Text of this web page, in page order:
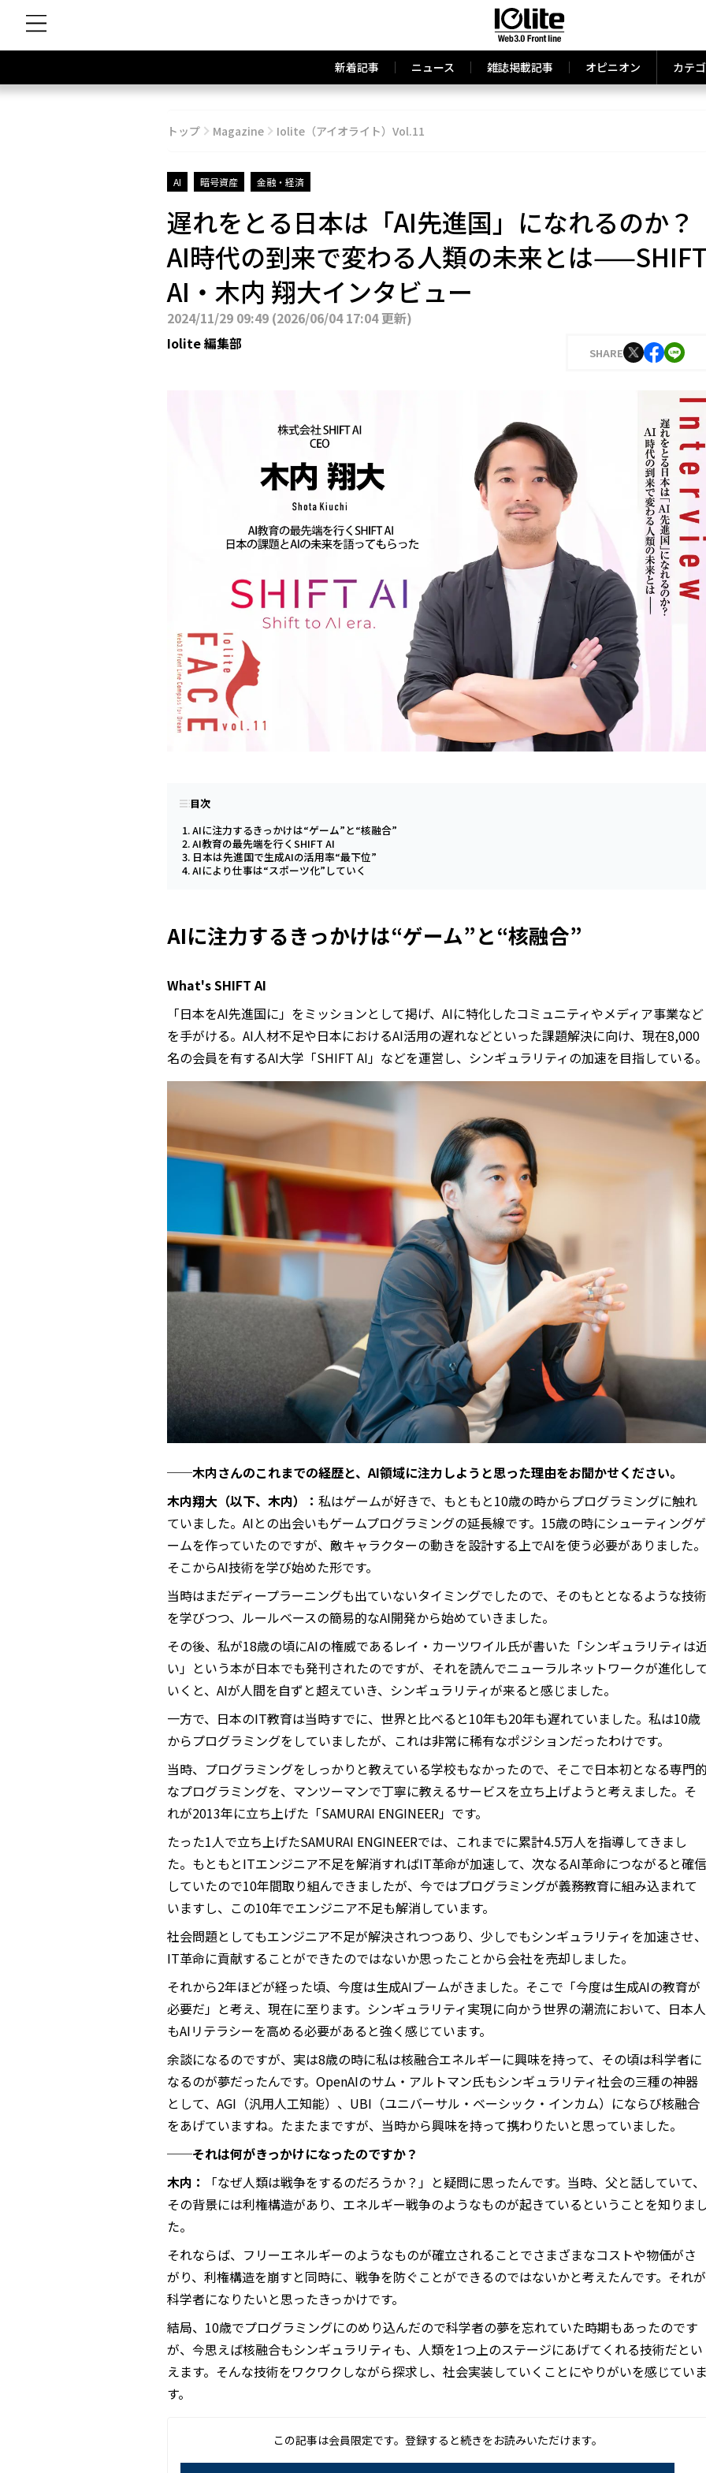
新着記事 ニュース 雑誌掲載記事 オピニオン カテ
トップ Magazine Iolite（アイオライト）Vol.11
AI 暗号資産 金融・経済
遅れをとる日本は「AI先進国」になれるのか？
AI時代の到来で変わる人類の未来とは
AI・木内 翔大インタビュー
2024/11/29 09:49(2026/06/04 17:04 更新)
Iolite 編集部
SHARE
目次
AIに注力するきっかけは“ゲーム”と“核融合”
AI教育の最先端を行くSHIFT AI
日本は先進国で生成AIの活用率“最下位”
AIにより仕事は“スポーツ化”していく
AIに注力するきっかけは“ゲーム”と“核融合”
What's SHIFT AI
「日本をAI先進国に」をミッションとして掲げ、AIに特化したコミュニティやメディア事業など
を手がける。AI人材不足や日本におけるAI活用の遅れなどといった課題解決に向け、現在8,000
名の会員を有するAI大学「SHIFT AI」などを運営し、シンギュラリティの加速を目指している
──木内さんのこれまでの経歴と、AI領域に注力しようと思った理由をお聞かせください。
木内翔大（以下、木内）： 私はゲームが好きで、もともと10歳の時からプログラミングに触れ
ていました。AIとの出会いもゲームプログラミングの延長線です。15歳の時にシューティングゲ
ームを作っていたのですが、敵キャラクターの動きを設計する上でAIを使う必要がありました。
そこからAI技術を学び始めた形です。
当時はまだディープラーニングも出ていないタイミングでしたので、そのもととなるような技術
を学びつつ、ルールベースの簡易的なAI開発から始めていきました。
その後、私が18歳の頃にAIの権威であるレイ・カーツワイル氏が書いた「シンギュラリティは
い」という本が日本でも発刊されたのですが、それを読んでニューラルネットワークが進化し
いくと、AIが人間を自ずと超えていき、シンギュラリティが来ると感じました。
一方で、日本のIT教育は当時すでに、世界と比べると10年も20年も遅れていました。私は10歳
からプログラミングをしていましたが、これは非常に稀有なポジションだったわけです。
当時、プログラミングをしっかりと教えている学校もなかったので、そこで日本初となる専門
なプログラミングを、マンツーマンで丁寧に教えるサービスを立ち上げようと考えました。そ
れが2013年に立ち上げた「SAMURAI ENGINEER」です。
たった1人で立ち上げたSAMURAI ENGINEERでは、これまでに累計4.5万人を指導してきまし
た。もともとITエンジニア不足を解消すればIT革命が加速して、次なるAI革命につながると確信
していたので10年間取り組んできましたが、今ではプログラミングが義務教育に組み込まれて
いますし、この10年でエンジニア不足も解消しています。
社会問題としてもエンジニア不足が解決されつつあり、少しでもシンギュラリティを加速させ、
IT革命に貢献することができたのではないか思ったことから会社を売却しました。
それから2年ほどが経った頃、今度は生成AIブームがきました。そこで「今度は生成AIの教育が
必要だ」と考え、現在に至ります。シンギュラリティ実現に向かう世界の潮流において、日本人
もAIリテラシーを高める必要があると強く感じています。
余談になるのですが、実は8歳の時に私は核融合エネルギーに興味を持って、その頃は科学者に
なるのが夢だったんです。OpenAIのサム・アルトマン氏もシンギュラリティ社会の三種の神器
として、AGI（汎用人工知能）、UBI（ユニバーサル・ベーシック・インカム）にならび核融合
をあげていますね。たまたまですが、当時から興味を持って携わりたいと思っていました。
──それは何がきっかけになったのですか？
木内：
「なぜ人類は戦争をするのだろうか？」と疑問に思ったんです。当時、父と話していて、
その背景には利権構造があり、エネルギー戦争のようなものが起きているということを知りま
た。
それならば、フリーエネルギーのようなものが確立されることでさまざまなコストや物価がさ
がり、利権構造を崩すと同時に、戦争を防ぐことができるのではないかと考えたんです。それが
科学者になりたいと思ったきっかけです。
結局、10歳でプログラミングにのめり込んだので科学者の夢を忘れていた時期もあったのです
が、今思えば核融合もシンギュラリティも、人類を1つ上のステージにあげてくれる技術だとい
えます。そんな技術をワクワクしながら探求し、社会実装していくことにやりがいを感じてい
す。
この記事は会員限定です。登録すると続きをお読みいただけます。